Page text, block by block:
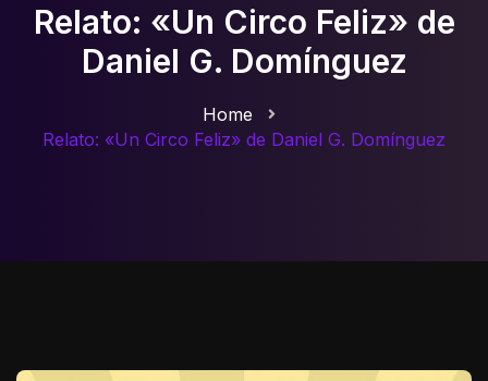
Relato: «Un Circo Feliz» de
Daniel G. Domínguez
Home
Relato: «Un Circo Feliz» de Daniel G. Domínguez